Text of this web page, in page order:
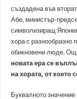
създадена във
Абе, министър-
символизиращ
хора с разнообразно
обикновени люде.
новата ера се
на хората, от което
Буквалното